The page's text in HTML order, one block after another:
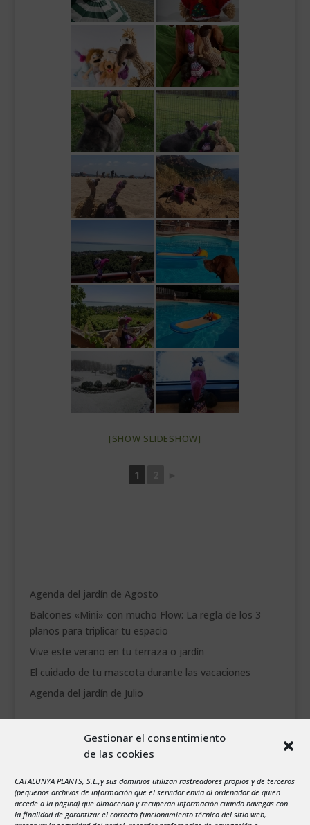
Gestionar el consentimiento
de las cookies
CATALUNYA PLANTS, S.L.,y sus dominios utilizan rastreadores propios y de terceros
(pequeños archivos de información que el servidor envía al ordenador de quien
accede a la página) que almacenan y recuperan información cuando navegas con
la finalidad de garantizar el correcto funcionamiento técnico del sitio web,
[SHOW SLIDESHOW]
1
Agenda del jardín de Agosto
Balcones «Mini» con mucho Flow: La regla de los 3
planos para triplicar tu espacio
Vive este verano en tu terraza o jardín
El cuidado de tu mascota durante las vacaciones
Agenda del jardín de Julio
X J V S
3
4 5 6 7 8
9
10
11 12 13 14 15
16